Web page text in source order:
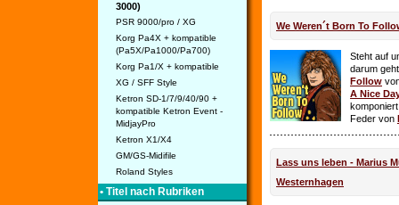
3000)
PSR 9000/pro / XG
Korg Pa4X + kompatible
(Pa5X/Pa1000/Pa700)
Korg Pa1/X + kompatible
XG / SFF Style
Ketron SD-1/7/9/40/90 +
kompatible Ketron Event -
MidjayPro
Ketron X1/X4
GM/GS-Midifile
Roland Styles
• Titel nach Rubriken
We Weren´t Born To
Steht auf
darum
Follow
A Nice
Feder von
Lass uns leben - Marius
Westernhagen